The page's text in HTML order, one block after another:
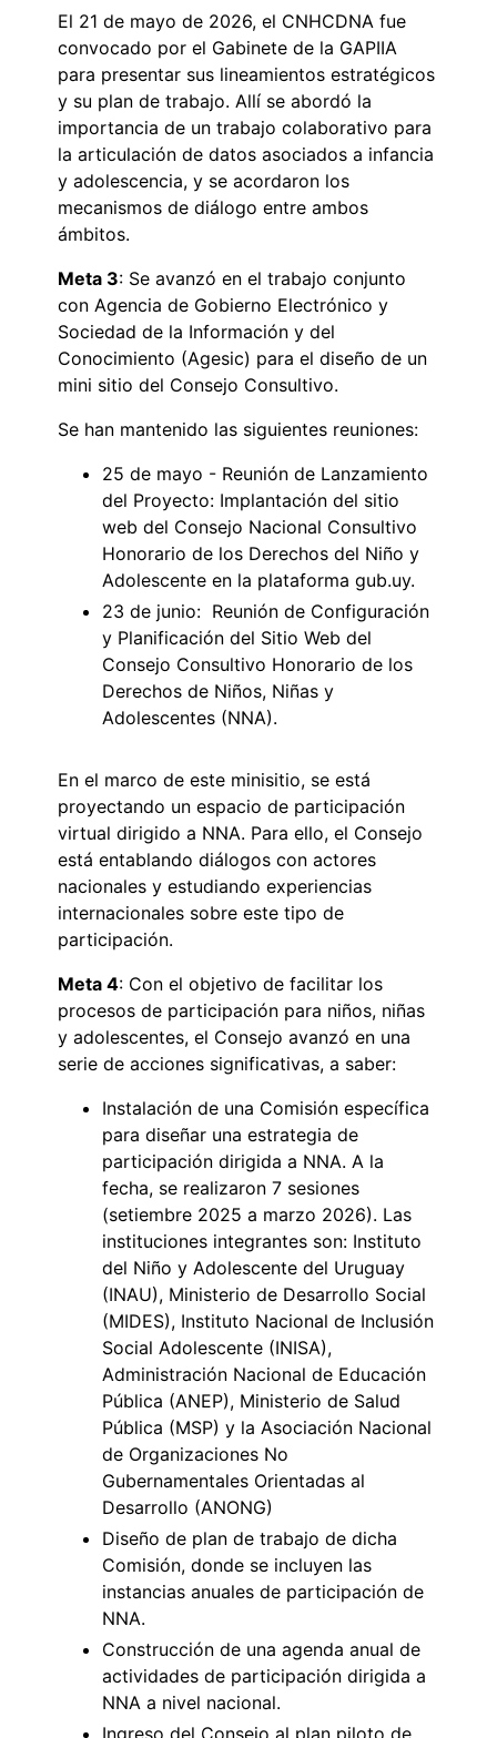
El 21 de mayo de 2026, el CNHCDNA fue
convocado por el Gabinete de la GAPIIA
para presentar sus lineamientos estratégicos
y su plan de trabajo. Allí se abordó la
importancia de un trabajo colaborativo para
la articulación de datos asociados a infancia
y adolescencia, y se acordaron los
mecanismos de diálogo entre ambos
ámbitos.
Meta 3: Se avanzó en el trabajo conjunto
con Agencia de Gobierno Electrónico y
Sociedad de la Información y del
Conocimiento (Agesic) para el diseño de un
mini sitio del Consejo Consultivo.
Se han mantenido las siguientes reuniones:
25 de mayo - Reunión de Lanzamiento
del Proyecto: Implantación del sitio
web del Consejo Nacional Consultivo
Honorario de los Derechos del Niño y
Adolescente en la plataforma gub.uy.
23 de junio: Reunión de Configuración
y Planificación del Sitio Web del
Consejo Consultivo Honorario de los
Derechos de Niños, Niñas y
Adolescentes (NNA).
En el marco de este minisitio, se está
proyectando un espacio de participación
virtual dirigido a NNA. Para ello, el Consejo
está entablando diálogos con actores
nacionales y estudiando experiencias
internacionales sobre este tipo de
participación.
Meta 4: Con el objetivo de facilitar los
procesos de participación para niños, niñas
y adolescentes, el Consejo avanzó en una
serie de acciones significativas, a saber:
Instalación de una Comisión específica
para diseñar una estrategia de
participación dirigida a NNA. A la
fecha, se realizaron 7 sesiones
(setiembre 2025 a marzo 2026). Las
instituciones integrantes son: Instituto
del Niño y Adolescente del Uruguay
(INAU), Ministerio de Desarrollo Social
(MIDES), Instituto Nacional de Inclusión
Social Adolescente (INISA),
Administración Nacional de Educación
Pública (ANEP), Ministerio de Salud
Pública (MSP) y la Asociación Nacional
de Organizaciones No
Gubernamentales Orientadas al
Desarrollo (ANONG)
Diseño de plan de trabajo de dicha
Comisión, donde se incluyen las
instancias anuales de participación de
NNA.
Construcción de una agenda anual de
actividades de participación dirigida a
NNA a nivel nacional.
Ingreso del Consejo al plan piloto de